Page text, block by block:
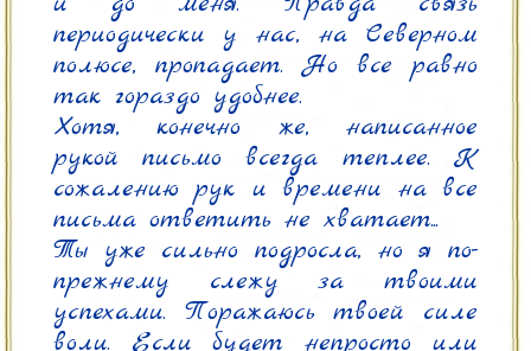
периодически у нас, на Северном
полюсе, пропадает. Но все равно
так гораздо удобнее.
Хотя, конечно же, написанное
рукой письмо всегда теплее. К
сожалению рук и времени на все
письма ответить не хватает...
Ты уже сильно подросла, но я по-
прежнему слежу за твоими
успехами. Поражаюсь твоей силе
воли. Если будет непросто или